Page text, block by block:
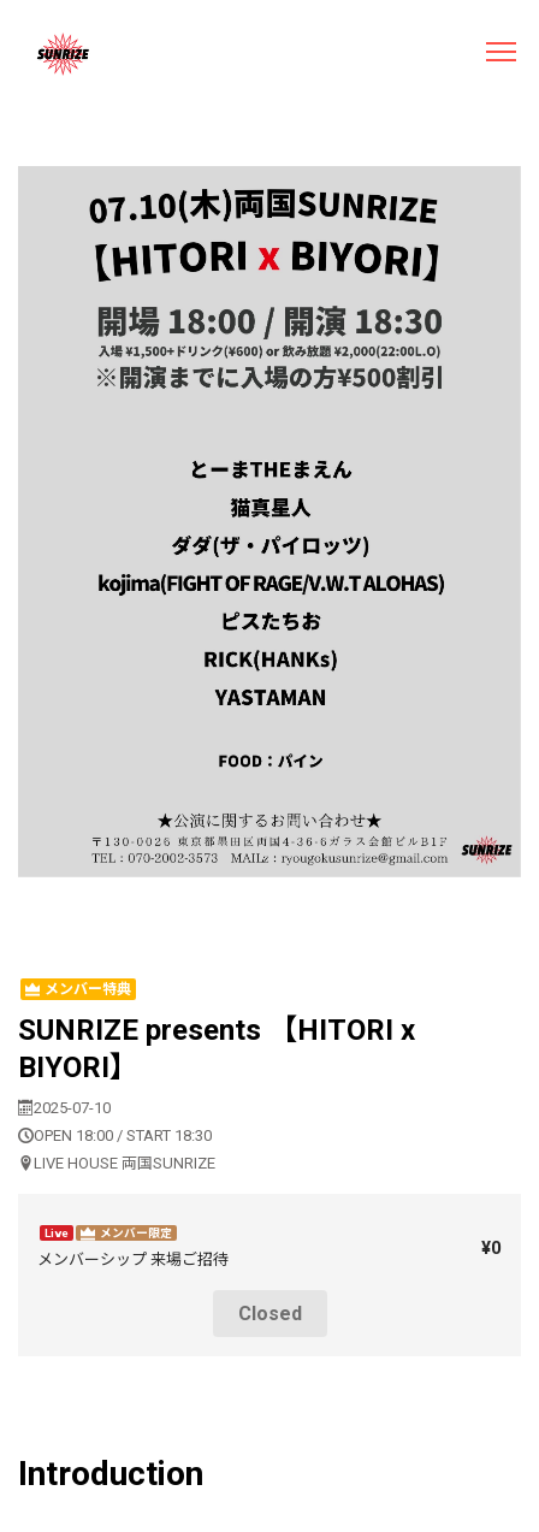
メンバー特典
SUNRIZE presents 【HITORI x
BIYORI】
2025-07-10
OPEN 18:00 / START 18:30
LIVE HOUSE 両国SUNRIZE
Live メンバー限定
メンバーシップ 来場ご招待
¥0
Closed
Introduction